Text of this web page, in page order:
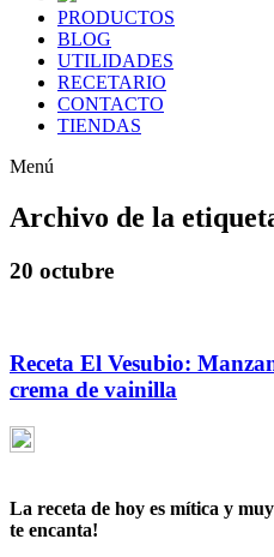
PRODUCTOS
BLOG
UTILIDADES
RECETARIO
CONTACTO
TIENDAS
Menú
Archivo de la
20 octubre
Receta El Vesubio:
crema de vainilla
La receta de hoy es mítica y
te encanta!